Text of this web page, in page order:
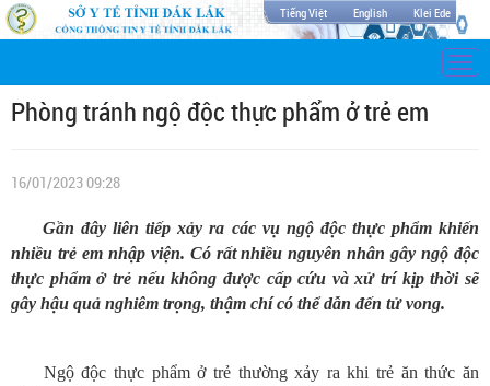
Tiếng Việt English Klei Ede
Phòng tránh ngộ độc thực phẩm ở trẻ em
16/01/2023 09:28
Gần đây liên tiếp xảy ra các vụ ngộ độc thực phẩm khiến
nhiều trẻ em nhập viện. Có rất nhiều nguyên nhân gây ngộ độc
thực phẩm ở trẻ nếu không được cấp cứu và xử trí kịp thời sẽ
gây hậu quả nghiêm trọng, thậm chí có thể dẫn đến tử vong.
Ngộ độc thực phẩm ở trẻ thường xảy ra khi trẻ ăn thức ăn